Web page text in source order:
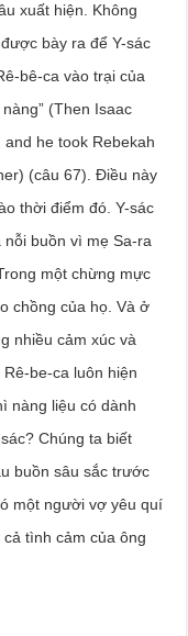
xuất hiện. Không
bày ra để Y-sác
bê-ca vào trại của
(Then Isaac
and he took Rebekah
(câu 67). Điều này
thời điểm đó. Y-sác
buồn vì mẹ Sa-ra
một chừng mực
chồng của họ. Và ở
nhiều cảm xúc và
be-ca luôn hiện
nàng liệu có dành
Chúng ta biết
buồn sâu sắc trước
một người vợ yêu quí
tình cảm của ông